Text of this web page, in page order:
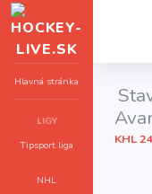
Hlavná stránka
LIGY
Tipsport liga
NHL
KHL